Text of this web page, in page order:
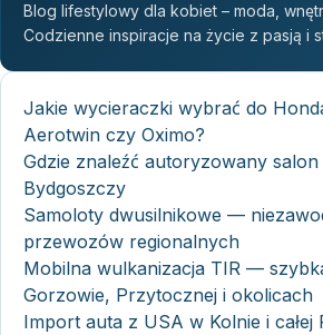
Blog lifestylowy dla kobiet – moda,
Codzienne inspiracje na życie z pasją i
Jakie wycieraczki wybrać do
Aerotwin czy Oximo?
Gdzie znaleźć autoryzowany
Bydgoszczy
Samoloty dwusilnikowe —
przewozów regionalnych
Mobilna wulkanizacja TIR —
Gorzowie, Przytocznej i okolicach
Import auta z USA w Kolnie i całej